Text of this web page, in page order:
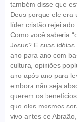
também disse que
Deus porque ele era
líder cristão rejeitado
Como você saberia
Jesus? E suas idéias
ano para ano com
cultura, opiniões
ano após ano para
embora não seja
querem os
que eles mesmos
vivo antes de